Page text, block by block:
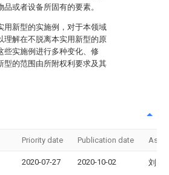
或者设备所固有的要素。
用新型的实施例，对于本领域
理解在不脱离本实用新型的原
些实施例进行多种变化、修
型的范围由所附权利要求及其
Priority date Publication date
2020-07-27 2020-10-02 刘同